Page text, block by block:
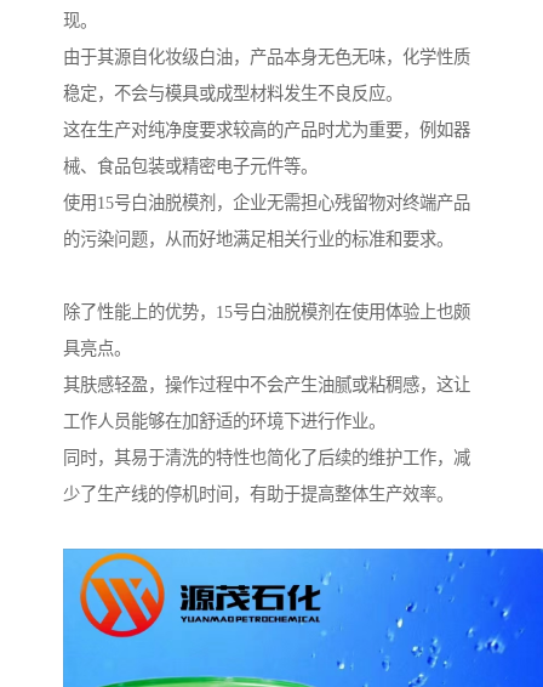
现。
由于其源自化妆级白油，产品本身无色无味，化学性质
稳定，不会与模具或成型材料发生不良反应。
这在生产对纯净度要求较高的产品时尤为重要，例如器
械、食品包装或精密电子元件等。
使用15号白油脱模剂，企业无需担心残留物对终端产品
的污染问题，从而好地满足相关行业的标准和要求。
除了性能上的优势，15号白油脱模剂在使用体验上也颇
具亮点。
其肤感轻盈，操作过程中不会产生油腻或粘稠感，这让
工作人员能够在加舒适的环境下进行作业。
同时，其易于清洗的特性也简化了后续的维护工作，减
少了生产线的停机时间，有助于提高整体生产效率。